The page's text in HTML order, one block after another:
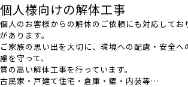
個人様向けの解体工事
個人のお客様からの解体のご依頼にも対応してお
があります。
ご家族の思い出を大切に、環境への配慮・安全
慮を守って、
質の高い解体工事を行っています。
古民家・戸建て住宅・倉庫・壁・内装等…